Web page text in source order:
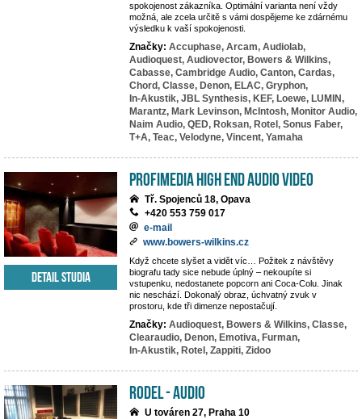
spokojenost zákazníka. Optimální varianta není vždy
možná, ale zcela určitě s vámi dospějeme ke zdárnému
výsledku k vaší spokojenosti.
Značky: Accuphase, Arcam, Audiolab,
Audioquest, Audiovector, Bowers & Wilkins,
Cabasse, Cambridge Audio, Canton, Cardas,
Chord, Classe, Denon, ELAC, Gryphon,
In-Akustik, JBL Synthesis, KEF, Loewe, LUMIN,
Marantz, Mark Levinson, McIntosh, Monitor Audio,
Naim Audio, QED, Roksan, Rotel, Sonus Faber,
T+A, Teac, Velodyne, Vincent, Yamaha
PROFIMEDIA High End Audio Video
Tř. Spojenců 18, Opava
+420 553 759 017
e-mail
www.bowers-wilkins.cz
Když chcete slyšet a vidět víc… Požitek z návštěvy
biografu tady sice nebude úplný – nekoupíte si
vstupenku, nedostanete popcorn ani Coca-Colu. Jinak
nic neschází. Dokonalý obraz, úchvatný zvuk v
prostoru, kde tři dimenze nepostačují.
Značky: Audioquest, Bowers & Wilkins, Classe,
Clearaudio, Denon, Emotiva, Furman,
In-Akustik, Rotel, Zappiti, Zidoo
Detail studia
RODEL - AUDIO
U továren 27, Praha 10